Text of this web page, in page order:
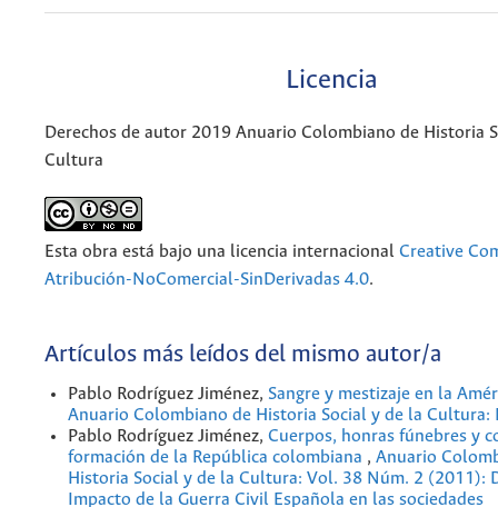
Licencia
Derechos de autor 2019 Anuario Colombiano de Historia
Cultura
Esta obra está bajo una licencia internacional Creative
Atribución-NoComercial-SinDerivadas 4.0.
Artículos más leídos del mismo autor/a
Pablo Rodríguez Jiménez, Sangre y mestizaje en la
Anuario Colombiano de Historia Social y de la Cultura:
Pablo Rodríguez Jiménez, Cuerpos, honras fúnebres y
formación de la República colombiana , Anuario
Historia Social y de la Cultura: Vol. 38 Núm. 2 (2011):
Impacto de la Guerra Civil Española en las sociedades